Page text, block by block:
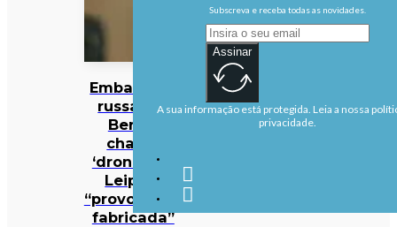
Embaixada
russa em
Berlim
chama
‘drone’ em
Leipzig
“provocação
fabricada”
Subscreva e receba todas as novidades.
Assinar
A sua informação está protegida. Leia a nossa
privacidade.